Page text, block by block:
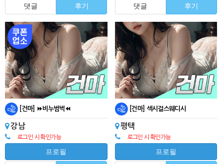
댓글 후기 댓글 후기
[건마] ⏩비누범벅⏪
강남
로그인 시 확인가능
프로필
[건마] 섹시걸스웨디시
평택
로그인 시 확인가능
프로필